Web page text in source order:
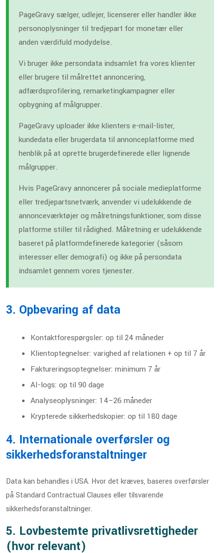
PageGravy sælger, udlejer, licenserer eller handler ikke
personoplysninger til tredjepart for monetær eller
anden værdifuld modydelse.
Vi bruger ikke persondata indsamlet fra vores klienter
eller brugere til målrettet annoncering,
adfærdsprofilering, remarketingkampagner eller
opbygning af målgrupper.
PageGravy uploader ikke klienters e-mail-lister,
kundedata eller brugerdata til annonceplatforme med
henblik på at oprette brugerdefinerede eller lignende
målgrupper.
Hvis PageGravy annoncerer på sociale medieplatforme
eller tredjepartsnetværk, anvender vi udelukkende de
annonceværktøjer og målretningsfunktioner, som disse
platforme stiller til rådighed. Målretning er udelukkende
baseret på platformdefinerede kategorier (såsom
interesser eller demografi) og ikke på persondata
indsamlet gennem vores tjenester.
3. Opbevaring af data
Kontaktforespørgsler: op til 24 måneder
Klientoptegnelser: varighed af relationen + op til 7 år
Faktureringsoptegnelser: minimum 7 år
AI-logs: op til 90 dage
Analyseoplysninger: 14–26 måneder
Krypterede sikkerhedskopier: op til 180 dage
4. Internationale overførsler og
sikkerhedsforanstaltninger
Data kan behandles i USA. Hvor det kræves, baseres overførsler
på Standard Contractual Clauses eller tilsvarende
sikkerhedsforanstaltninger.
5. Lovbestemte privatlivsrettigheder
(hvor relevant)